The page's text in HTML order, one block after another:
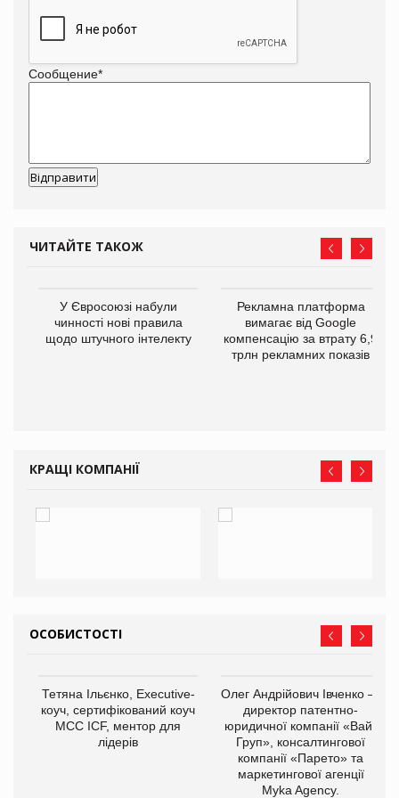
Сообщение*
ЧИТАЙТЕ ТАКОЖ
У Євросоюзі набули
чинності нові правила
щодо штучного інтелекту
Рекламна платформа
вимагає від Google
компенсацію за втрату 6,9
трлн рекламних показів
КРАЩІ КОМПАНІЇ
ОСОБИСТОСТІ
Тетяна Ільєнко, Executive-
коуч, сертифікований коуч
МСС ICF, ментор для
лідерів
Олег Андрійович Івченко —
директор патентно-
юридичної компанії «Вайз
Груп», консалтингової
компанії «Парето» та
маркетингової агенції
Myka Agency.